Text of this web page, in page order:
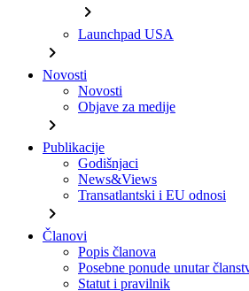
chevron_right
Launchpad USA
chevron_right
Novosti
Novosti
Objave za medije
chevron_right
Publikacije
Godišnjaci
News&Views
Transatlantski i EU odnosi
chevron_right
Članovi
Popis članova
Posebne ponude unutar
Statut i pravilnik